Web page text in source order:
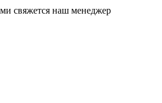
свяжется наш менеджер